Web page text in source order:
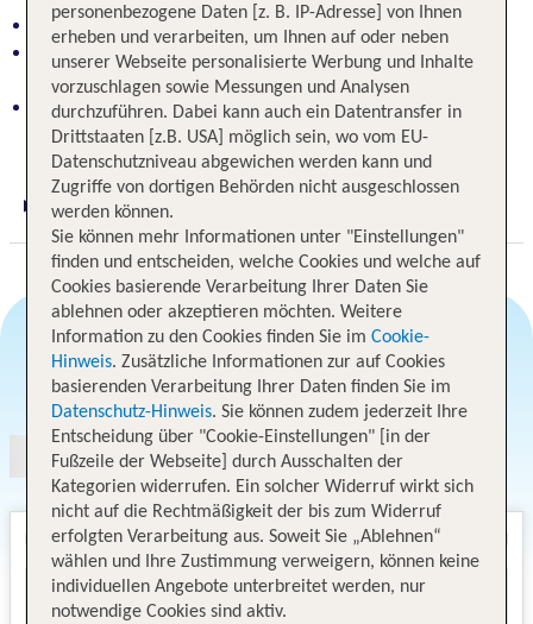
Neues Cityhotel mit luxuriösen Meerblickzimmern
Wellnessbereich Badhuis mit Innenpool und
Saunalandschaft
Direkt an der holländischen Nordseeküste im
Trendviertel Noordelijk Havenhoofd
Digitaler und telefonischer 24/7 TUI Service
Angebotsauswahl
personenbezogene Daten [z. B. IP-Adresse] von Ihnen
erheben und verarbeiten, um Ihnen auf oder neben
unserer Webseite personalisierte Werbung und Inhalte
vorzuschlagen sowie Messungen und Analysen
durchzuführen. Dabei kann auch ein Datentransfer in
Drittstaaten [z.B. USA] möglich sein, wo vom EU-
Datenschutzniveau abgewichen werden kann und
Zugriffe von dortigen Behörden nicht ausgeschlossen
werden können.
Sie können mehr Informationen unter "Einstellungen"
finden und entscheiden, welche Cookies und welche auf
Cookies basierende Verarbeitung Ihrer Daten Sie
ablehnen oder akzeptieren möchten. Weitere
Information zu den Cookies finden Sie im Cookie-
Hinweis. Zusätzliche Informationen zur auf Cookies
basierenden Verarbeitung Ihrer Daten finden Sie im
Datenschutz-Hinweis. Sie können zudem jederzeit Ihre
Entscheidung über "Cookie-Einstellungen" [in der
Fußzeile der Webseite] durch Ausschalten der
Kategorien widerrufen. Ein solcher Widerruf wirkt sich
nicht auf die Rechtmäßigkeit der bis zum Widerruf
erfolgten Verarbeitung aus. Soweit Sie „Ablehnen“
wählen und Ihre Zustimmung verweigern, können keine
individuellen Angebote unterbreitet werden, nur
notwendige Cookies sind aktiv.